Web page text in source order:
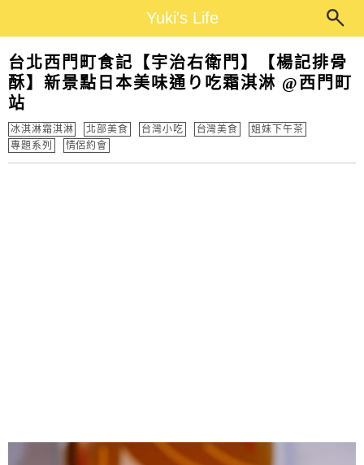
Yuki's Life
台北西門町食記【宇治右衛門】【楊記排骨
酥】新景點日本美味通り吃霜淇淋 @西門町
站
冰淇淋霜淇淋 北部美食 台灣小吃 台灣美食
姐妹下午茶
專題系列
情侶約會